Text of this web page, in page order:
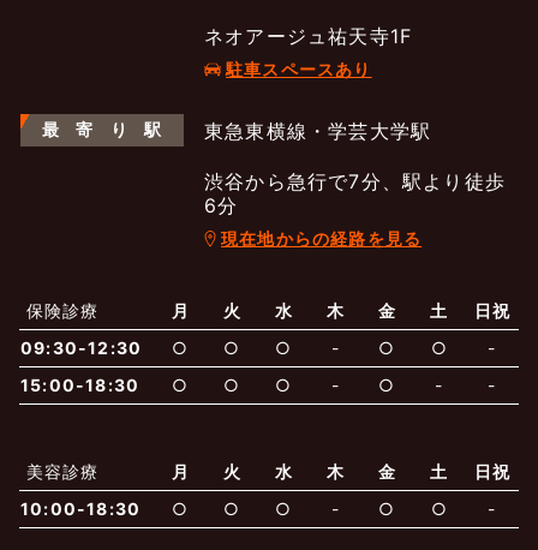
当院からのお知らせ
最新医療トピックス
はじめての方へ
医師の紹介
保険での診療
内科 皮膚科
よくあるご質問
一般診療 美容診療
電話でのお問いあわせ
ネオアージュ祐天寺1F
駐車スペースあり
最 寄 り 駅 東急東横線・学芸大学駅
渋谷から急行で7分、駅より徒歩
6分
現在地からの経路を見る
保険診療 月 火 水 木 金 土
日祝
09:30-12:30
○ ○ ○ - ○ ○
-
15:00-18:30
○ ○ ○ - ○ - -
美容診療 月 火 水 木 金 土
日祝
10:00-18:30
○ ○ ○ - ○ ○ -